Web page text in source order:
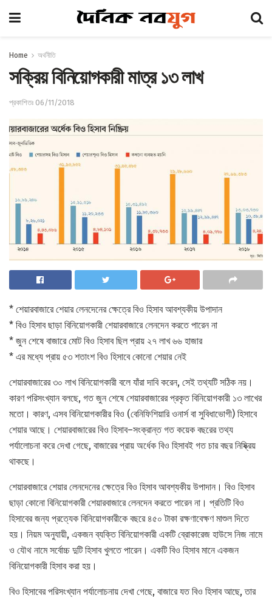
Home অর্থনীতি
সক্রিয় বিনিয়োগকারী মাত্র ১৩ লাখ
প্রকাশিতঃ 06/11/2018
* শেয়ারবাজারে শেয়ার লেনদেনের ক্ষেত্রে বিও হিসাব আবশ্যকীয় উপাদান
* বিও হিসাব ছাড়া বিনিয়োগকারী শেয়ারবাজারে লেনদেন করতে পারেন না
* জুন শেষে বাজারে মোট বিও হিসাব ছিল প্রায় ২৭ লাখ ৬৬ হাজার
* এর মধ্যে প্রায় ৫৩ শতাংশ বিও হিসাবে কোনো শেয়ার নেই
শেয়ারবাজারের ৩০ লাখ বিনিয়োগকারী বলে যাঁরা দাবি করেন, সেই তথ্যটি সঠিক নয়।
কারণ পরিসংখ্যান বলছে, গত জুন শেষে শেয়ারবাজারের প্রকৃত বিনিয়োগকারী ১৩ লাখের
মতো। কারণ, এসব বিনিয়োগকারীর বিও (বেনিফিশিয়ারি ওনার্স বা সুবিধাভোগী) হিসাবে
শেয়ার আছে। শেয়ারবাজারের বিও হিসাব–সংক্রান্ত গত কয়েক বছরের তথ্য
পর্যালোচনা করে দেখা গেছে, বাজারের প্রায় অর্ধেক বিও হিসাবই গত চার বছর নিষ্ক্রিয়
থাকছে।
শেয়ারবাজারে শেয়ার লেনদেনের ক্ষেত্রে বিও হিসাব আবশ্যকীয় উপাদান। বিও হিসাব
ছাড়া কোনো বিনিয়োগকারী শেয়ারবাজারে লেনদেন করতে পারেন না। প্রতিটি বিও
হিসাবের জন্য প্রত্যেক বিনিয়োগকারীকে বছরে ৪৫০ টাকা রক্ষণাবেক্ষণ মাশুল দিতে
হয়। নিয়ম অনুযায়ী, একজন ব্যক্তি বিনিয়োগকারী একটি ব্রোকারেজ হাউসে নিজ নামে
ও যৌথ নামে সর্বোচ্চ দুটি হিসাব খুলতে পারেন। একটি বিও হিসাব মানে একজন
বিনিয়োগকারী হিসাব করা হয়।
বিও হিসাবের পরিসংখ্যান পর্যালোচনায় দেখা গেছে, বাজারে যত বিও হিসাব আছে, তার